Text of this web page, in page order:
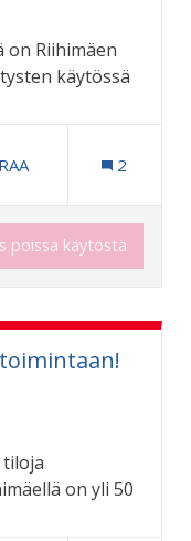
Riihimäen
käytössä
2
poissa käytöstä
on yli 50